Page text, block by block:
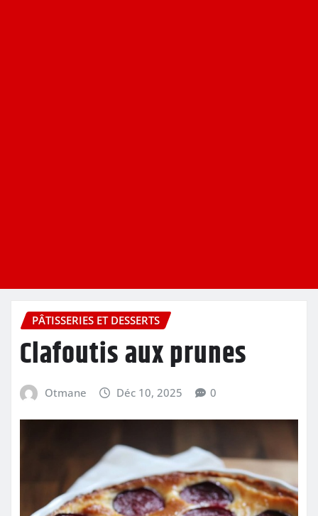
PÂTISSERIES ET DESSERTS
Clafoutis aux prunes
Otmane Déc 10, 2025 0